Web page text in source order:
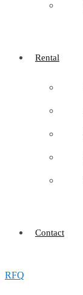
Rental
Contact
RFQ